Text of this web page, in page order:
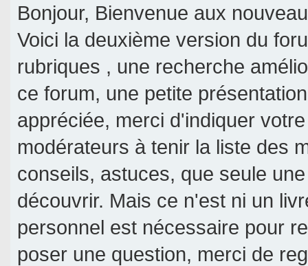
Bonjour, Bienvenue aux
Voici la deuxième version du
rubriques , une recherche
ce forum, une petite
appréciée, merci d'indiquer
modérateurs à tenir la liste des
conseils, astuces, que seule
découvrir. Mais ce n'est ni un
personnel est nécessaire pour
poser une question, merci de